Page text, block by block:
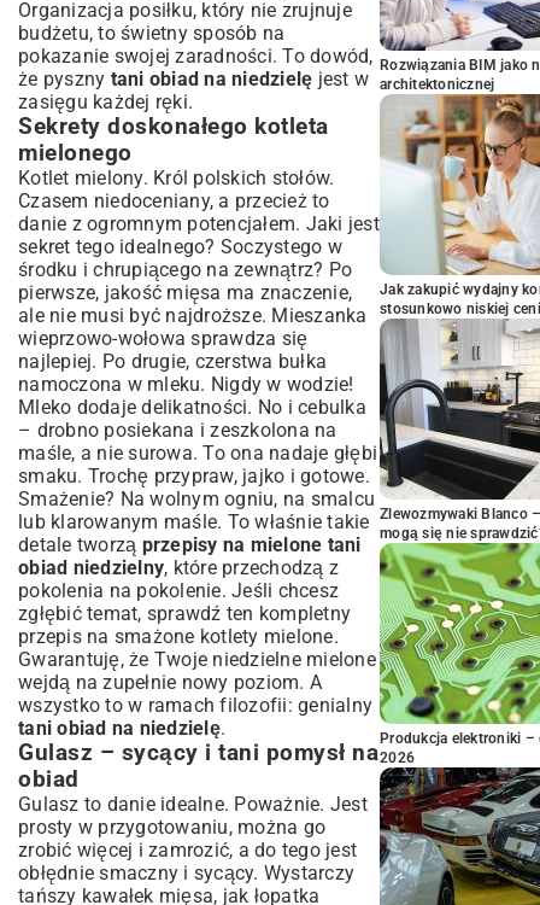
Organizacja posiłku, który nie zrujnuje
budżetu, to świetny sposób na
pokazanie swojej zaradności. To dowód,
że pyszny tani obiad na niedzielę jest w
zasięgu każdej ręki.
Sekrety doskonałego kotleta
mielonego
Kotlet mielony. Król polskich stołów.
Czasem niedoceniany, a przecież to
danie z ogromnym potencjałem. Jaki jest
sekret tego idealnego? Soczystego w
środku i chrupiącego na zewnątrz? Po
pierwsze, jakość mięsa ma znaczenie,
ale nie musi być najdroższe. Mieszanka
wieprzowo-wołowa sprawdza się
najlepiej. Po drugie, czerstwa bułka
namoczona w mleku. Nigdy w wodzie!
Mleko dodaje delikatności. No i cebulka
– drobno posiekana i zeszkolona na
maśle, a nie surowa. To ona nadaje głębi
smaku. Trochę przypraw, jajko i gotowe.
Smażenie? Na wolnym ogniu, na smalcu
lub klarowanym maśle. To właśnie takie
detale tworzą przepisy na mielone tani
obiad niedzielny, które przechodzą z
pokolenia na pokolenie. Jeśli chcesz
zgłębić temat, sprawdź ten kompletny
przepis na smażone kotlety mielone.
Gwarantuję, że Twoje niedzielne mielone
wejdą na zupełnie nowy poziom. A
wszystko to w ramach filozofii: genialny
tani obiad na niedzielę.
Gulasz – sycący i tani pomysł na
obiad
Gulasz to danie idealne. Poważnie. Jest
prosty w przygotowaniu, można go
zrobić więcej i zamrozić, a do tego jest
obłędnie smaczny i sycący. Wystarczy
tańszy kawałek mięsa, jak łopatka
Rozwiązania BIM jako
architektonicznej
Jak zakupić wydajny
stosunkowo niskiej
Zlewozmywaki Blanco
mogą się nie
Produkcja elektroniki –
2026